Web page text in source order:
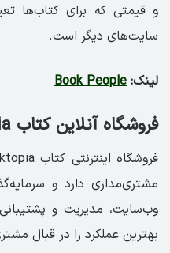
و قیمتی که برای کتاب‌ها
سایت‌های دیگر است.
لینک: Book People
فروشگاه آنلاین کتاب Booktopia
مشتری‌مداری دارد و
وب‌سایت، مدیریت و
بهترین عملکرد را در قبال